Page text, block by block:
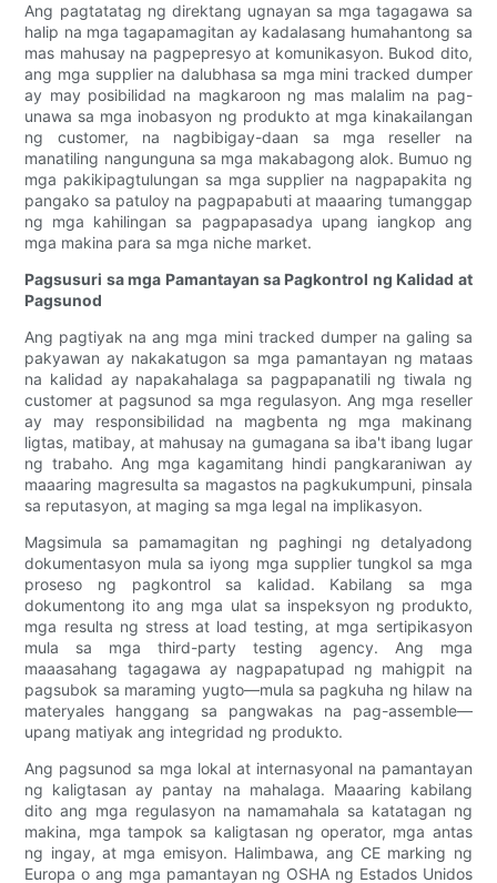
Ang pagtatatag ng direktang ugnayan sa mga tagagawa sa
halip na mga tagapamagitan ay kadalasang humahantong sa
mas mahusay na pagpepresyo at komunikasyon. Bukod dito,
ang mga supplier na dalubhasa sa mga mini tracked dumper
ay may posibilidad na magkaroon ng mas malalim na pag-
unawa sa mga inobasyon ng produkto at mga kinakailangan
ng customer, na nagbibigay-daan sa mga reseller na
manatiling nangunguna sa mga makabagong alok. Bumuo ng
mga pakikipagtulungan sa mga supplier na nagpapakita ng
pangako sa patuloy na pagpapabuti at maaaring tumanggap
ng mga kahilingan sa pagpapasadya upang iangkop ang
mga makina para sa mga niche market.
Pagsusuri sa mga Pamantayan sa Pagkontrol ng Kalidad at
Pagsunod
Ang pagtiyak na ang mga mini tracked dumper na galing sa
pakyawan ay nakakatugon sa mga pamantayan ng mataas
na kalidad ay napakahalaga sa pagpapanatili ng tiwala ng
customer at pagsunod sa mga regulasyon. Ang mga reseller
ay may responsibilidad na magbenta ng mga makinang
ligtas, matibay, at mahusay na gumagana sa iba't ibang lugar
ng trabaho. Ang mga kagamitang hindi pangkaraniwan ay
maaaring magresulta sa magastos na pagkukumpuni, pinsala
sa reputasyon, at maging sa mga legal na implikasyon.
Magsimula sa pamamagitan ng paghingi ng detalyadong
dokumentasyon mula sa iyong mga supplier tungkol sa mga
proseso ng pagkontrol sa kalidad. Kabilang sa mga
dokumentong ito ang mga ulat sa inspeksyon ng produkto,
mga resulta ng stress at load testing, at mga sertipikasyon
mula sa mga third-party testing agency. Ang mga
maaasahang tagagawa ay nagpapatupad ng mahigpit na
pagsubok sa maraming yugto—mula sa pagkuha ng hilaw na
materyales hanggang sa pangwakas na pag-assemble—
upang matiyak ang integridad ng produkto.
Ang pagsunod sa mga lokal at internasyonal na pamantayan
ng kaligtasan ay pantay na mahalaga. Maaaring kabilang
dito ang mga regulasyon na namamahala sa katatagan ng
makina, mga tampok sa kaligtasan ng operator, mga antas
ng ingay, at mga emisyon. Halimbawa, ang CE marking ng
Europa o ang mga pamantayan ng OSHA ng Estados Unidos